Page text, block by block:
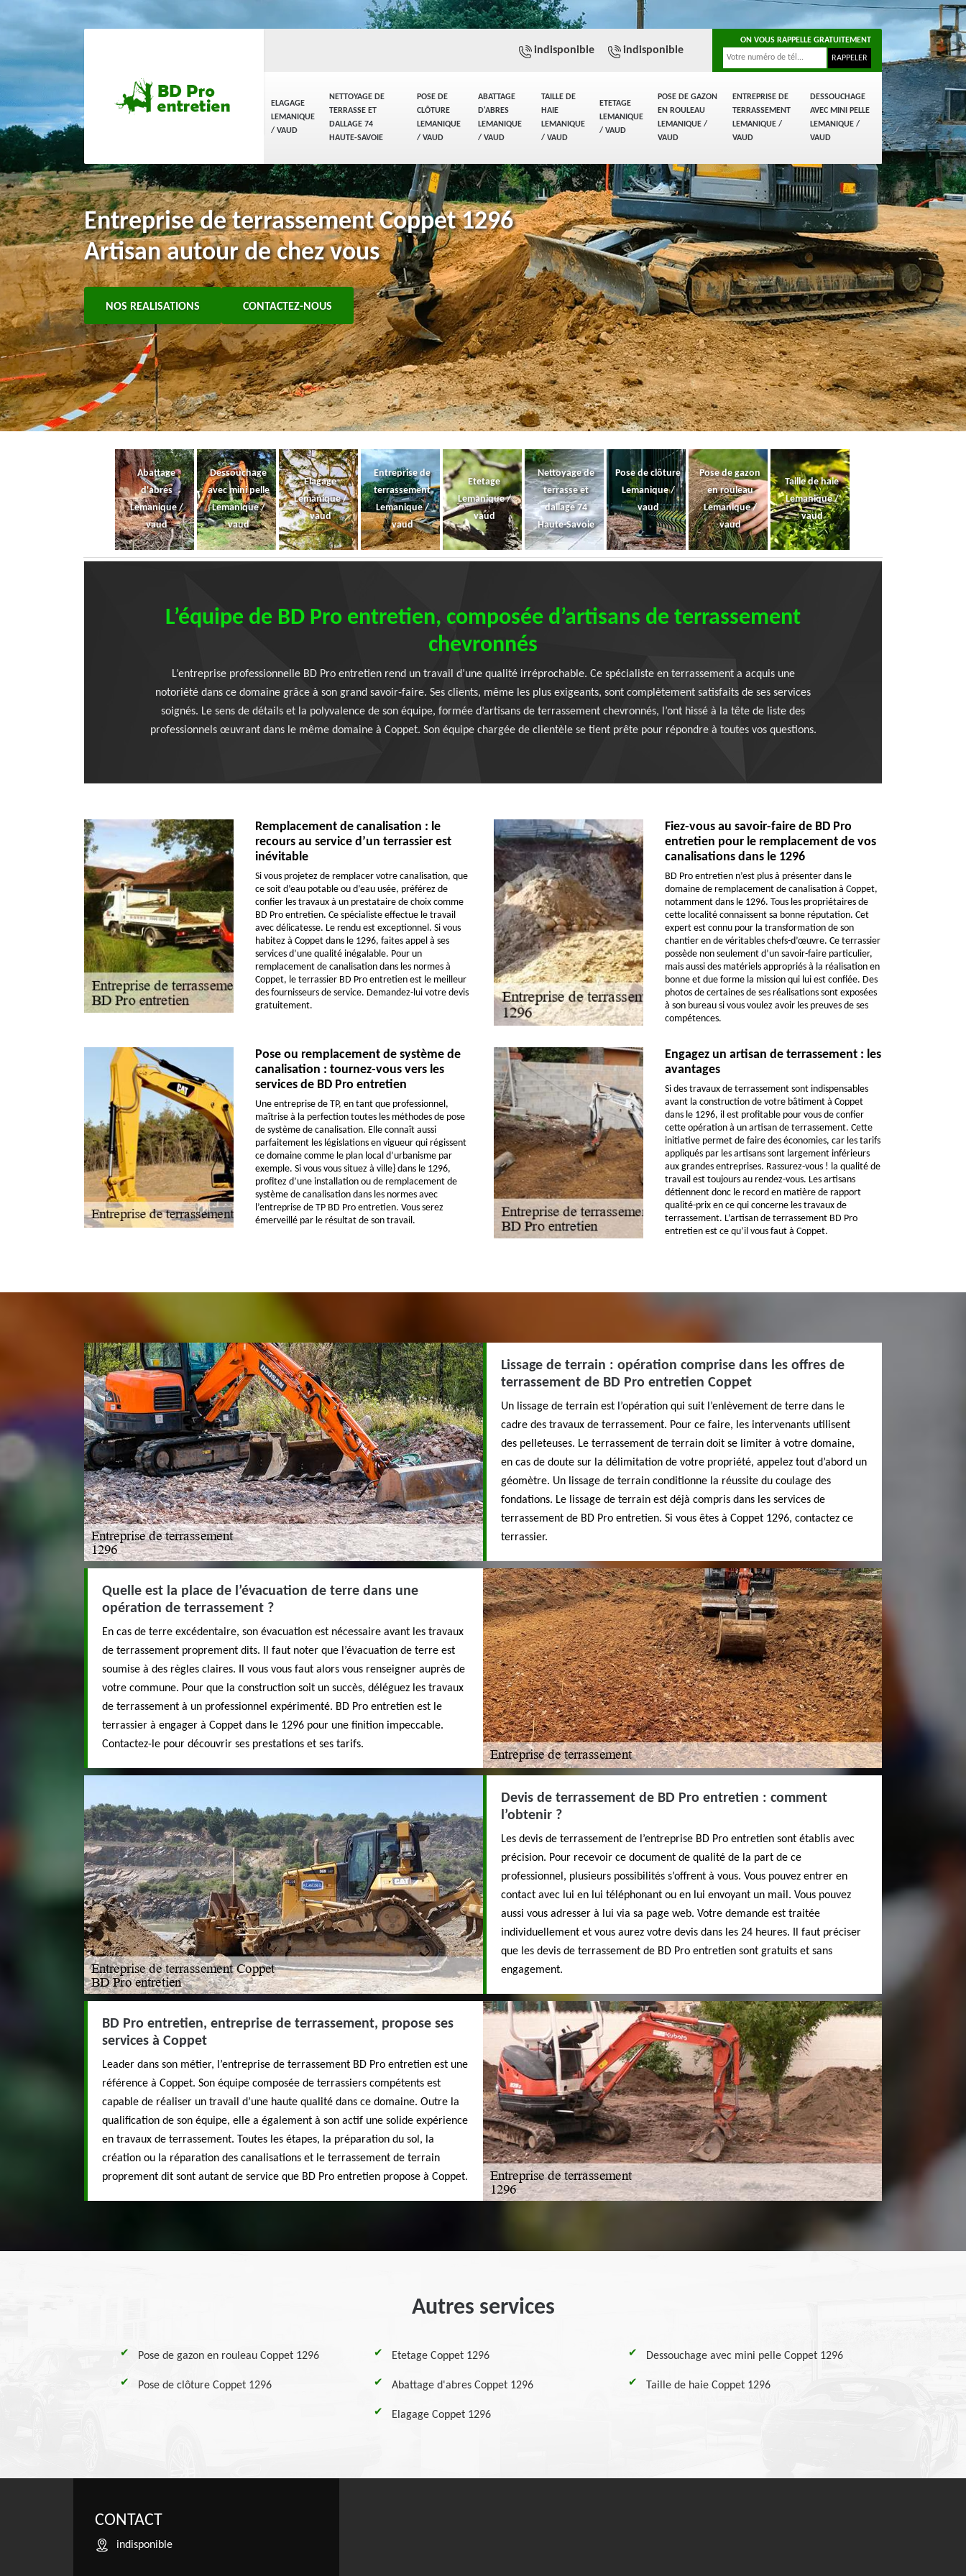
ELAGAGE
LEMANIQUE
/ VAUD
NETTOYAGE DE
TERRASSE ET
DALLAGE 74
HAUTE-SAVOIE
POSE DE
CLÔTURE
LEMANIQUE
/ VAUD
ABATTAGE
D'ABRES
LEMANIQUE
/ VAUD
TAILLE DE
HAIE
LEMANIQUE
/ VAUD
ETETAGE
LEMANIQUE
/ VAUD
POSE DE GAZON
EN ROULEAU
LEMANIQUE /
VAUD
ENTREPRISE DE
TERRASSEMENT
LEMANIQUE /
VAUD
DESSOUCHAGE
AVEC MINI PELLE
LEMANIQUE /
VAUD
indisponible indisponible
ON VOUS RAPPELLE GRATUITEMENT
Entreprise de terrassement Coppet 1296
Artisan autour de chez vous
NOS REALISATIONS CONTACTEZ-NOUS
Abattage
d'abres
Lemanique /
vaud
Dessouchage
avec mini pelle
Lemanique /
vaud
Elagage
Lemanique /
vaud
Entreprise de
terrassement
Lemanique /
vaud
Etetage
Lemanique /
vaud
Nettoyage de
terrasse et
dallage 74
Haute-Savoie
Pose de clôture
Lemanique /
vaud
Pose de gazon
en rouleau
Lemanique /
vaud
Taille de haie
Lemanique /
vaud
L’équipe de BD Pro entretien, composée d’artisans de terrassement
chevronnés
L’entreprise professionnelle BD Pro entretien rend un travail d’une qualité irréprochable. Ce spécialiste en terrassement a acquis une
notoriété dans ce domaine grâce à son grand savoir-faire. Ses clients, même les plus exigeants, sont complètement satisfaits de ses services
soignés. Le sens de détails et la polyvalence de son équipe, formée d’artisans de terrassement chevronnés, l’ont hissé à la tête de liste des
professionnels œuvrant dans le même domaine à Coppet. Son équipe chargée de clientèle se tient prête pour répondre à toutes vos questions.
Remplacement de canalisation : le
recours au service d’un terrassier est
inévitable
Si vous projetez de remplacer votre canalisation, que
ce soit d’eau potable ou d’eau usée, préférez de
confier les travaux à un prestataire de choix comme
BD Pro entretien. Ce spécialiste effectue le travail
avec délicatesse. Le rendu est exceptionnel. Si vous
habitez à Coppet dans le 1296, faites appel à ses
services d’une qualité inégalable. Pour un
remplacement de canalisation dans les normes à
Coppet, le terrassier BD Pro entretien est le meilleur
des fournisseurs de service. Demandez-lui votre devis
gratuitement.
Fiez-vous au savoir-faire de BD Pro
entretien pour le remplacement de vos
canalisations dans le 1296
BD Pro entretien n’est plus à présenter dans le
domaine de remplacement de canalisation à Coppet,
notamment dans le 1296. Tous les propriétaires de
cette localité connaissent sa bonne réputation. Cet
expert est connu pour la transformation de son
chantier en de véritables chefs-d’œuvre. Ce terrassier
possède non seulement d’un savoir-faire particulier,
mais aussi des matériels appropriés à la réalisation en
bonne et due forme la mission qui lui est confiée. Des
photos de certaines de ses réalisations sont exposées
à son bureau si vous voulez avoir les preuves de ses
compétences.
Pose ou remplacement de système de
canalisation : tournez-vous vers les
services de BD Pro entretien
Une entreprise de TP, en tant que professionnel,
maîtrise à la perfection toutes les méthodes de pose
de système de canalisation. Elle connaît aussi
parfaitement les législations en vigueur qui régissent
ce domaine comme le plan local d’urbanisme par
exemple. Si vous vous situez à ville} dans le 1296,
profitez d’une installation ou de remplacement de
système de canalisation dans les normes avec
l’entreprise de TP BD Pro entretien. Vous serez
émerveillé par le résultat de son travail.
Engagez un artisan de terrassement : les
avantages
Si des travaux de terrassement sont indispensables
avant la construction de votre bâtiment à Coppet
dans le 1296, il est profitable pour vous de confier
cette opération à un artisan de terrassement. Cette
initiative permet de faire des économies, car les tarifs
appliqués par les artisans sont largement inférieurs
aux grandes entreprises. Rassurez-vous ! la qualité de
travail est toujours au rendez-vous. Les artisans
détiennent donc le record en matière de rapport
qualité-prix en ce qui concerne les travaux de
terrassement. L’artisan de terrassement BD Pro
entretien est ce qu’il vous faut à Coppet.
Lissage de terrain : opération comprise dans les offres de
terrassement de BD Pro entretien Coppet
Un lissage de terrain est l’opération qui suit l’enlèvement de terre dans le
cadre des travaux de terrassement. Pour ce faire, les intervenants utilisent
des pelleteuses. Le terrassement de terrain doit se limiter à votre domaine,
en cas de doute sur la délimitation de votre propriété, appelez tout d’abord un
géomètre. Un lissage de terrain conditionne la réussite du coulage des
fondations. Le lissage de terrain est déjà compris dans les services de
terrassement de BD Pro entretien. Si vous êtes à Coppet 1296, contactez ce
terrassier.
Quelle est la place de l’évacuation de terre dans une
opération de terrassement ?
En cas de terre excédentaire, son évacuation est nécessaire avant les travaux
de terrassement proprement dits. Il faut noter que l’évacuation de terre est
soumise à des règles claires. Il vous vous faut alors vous renseigner auprès de
votre commune. Pour que la construction soit un succès, déléguez les travaux
de terrassement à un professionnel expérimenté. BD Pro entretien est le
terrassier à engager à Coppet dans le 1296 pour une finition impeccable.
Contactez-le pour découvrir ses prestations et ses tarifs.
Devis de terrassement de BD Pro entretien : comment
l’obtenir ?
Les devis de terrassement de l’entreprise BD Pro entretien sont établis avec
précision. Pour recevoir ce document de qualité de la part de ce
professionnel, plusieurs possibilités s’offrent à vous. Vous pouvez entrer en
contact avec lui en lui téléphonant ou en lui envoyant un mail. Vous pouvez
aussi vous adresser à lui via sa page web. Votre demande est traitée
individuellement et vous aurez votre devis dans les 24 heures. Il faut préciser
que les devis de terrassement de BD Pro entretien sont gratuits et sans
engagement.
BD Pro entretien, entreprise de terrassement, propose ses
services à Coppet
Leader dans son métier, l’entreprise de terrassement BD Pro entretien est une
référence à Coppet. Son équipe composée de terrassiers compétents est
capable de réaliser un travail d’une haute qualité dans ce domaine. Outre la
qualification de son équipe, elle a également à son actif une solide expérience
en travaux de terrassement. Toutes les étapes, la préparation du sol, la
création ou la réparation des canalisations et le terrassement de terrain
proprement dit sont autant de service que BD Pro entretien propose à Coppet.
Autres services
Pose de gazon en rouleau Coppet 1296 Etetage Coppet 1296 Dessouchage avec mini pelle Coppet 1296
Pose de clôture Coppet 1296 Abattage d'abres Coppet 1296 Taille de haie Coppet 1296
Elagage Coppet 1296
CONTACT
indisponible